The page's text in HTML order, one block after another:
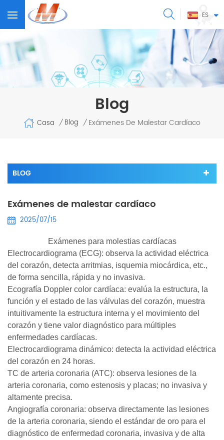
ES
Blog
Casa / Blog / Exámenes De Malestar Cardíaco
BLOG
Exámenes de malestar cardíaco
2025/07/15
Exámenes para molestias cardíacas
Electrocardiograma (ECG): observa la actividad eléctrica
del corazón, detecta arritmias, isquemia miocárdica, etc.,
de forma sencilla, rápida y no invasiva.
Ecografía Doppler color cardíaca: evalúa la estructura, la
función y el estado de las válvulas del corazón, muestra
intuitivamente la estructura interna y el movimiento del
corazón y tiene valor diagnóstico para múltiples
enfermedades cardíacas.
Electrocardiograma dinámico: detecta la actividad eléctrica
del corazón en 24 horas.
TC de arteria coronaria (ATC): observa lesiones de la
arteria coronaria, como estenosis y placas; no invasiva y
altamente precisa.
Angiografía coronaria: observa directamente las lesiones
de la arteria coronaria, siendo el estándar de oro para el
diagnóstico de enfermedad coronaria, invasiva y de alta